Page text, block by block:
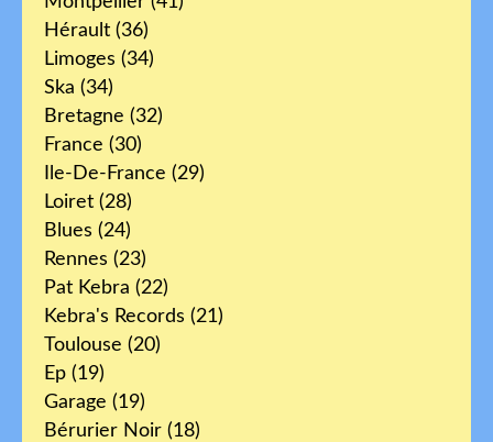
Hérault (36)
Limoges (34)
Ska (34)
Bretagne (32)
France (30)
Ile-De-France (29)
Loiret (28)
Blues (24)
Rennes (23)
Pat Kebra (22)
Kebra's Records (21)
Toulouse (20)
Ep (19)
Garage (19)
Bérurier Noir (18)